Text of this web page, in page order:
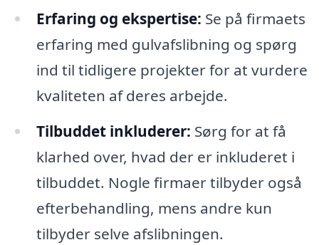
Erfaring og ekspertise: Se på firmaets
erfaring med gulvafslibning og spørg
ind til tidligere projekter for at vurdere
kvaliteten af deres arbejde.
Tilbuddet inkluderer: Sørg for at få
klarhed over, hvad der er inkluderet i
tilbuddet. Nogle firmaer tilbyder også
efterbehandling, mens andre kun
tilbyder selve afslibningen.